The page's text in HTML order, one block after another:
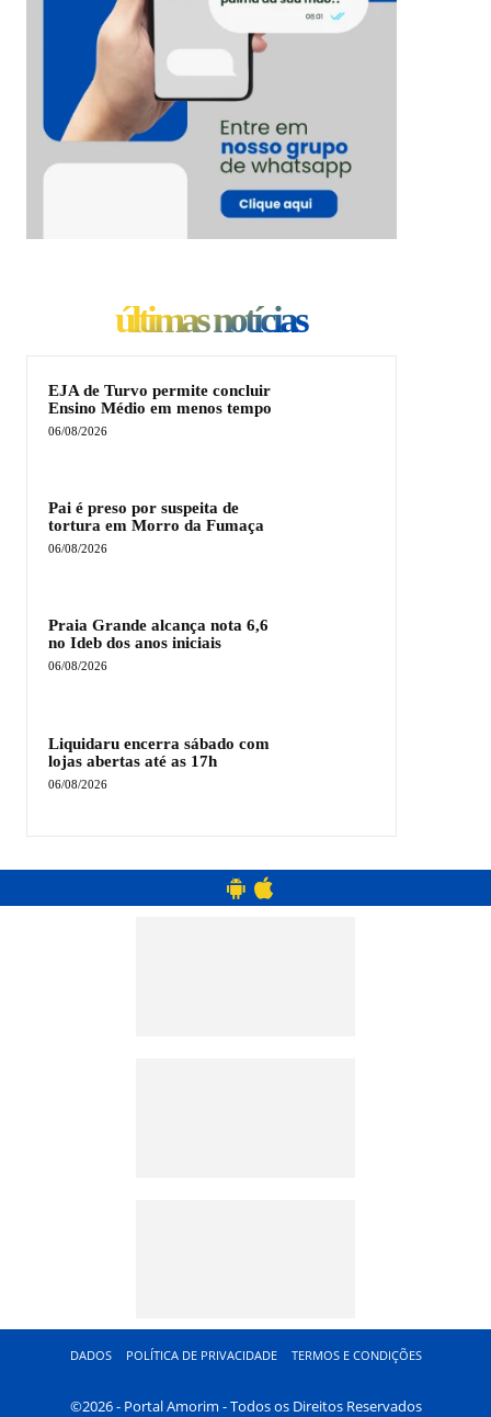
últimas notícias
EJA de Turvo permite concluir
Ensino Médio em menos tempo
06/08/2026
Pai é preso por suspeita de
tortura em Morro da Fumaça
06/08/2026
Praia Grande alcança nota 6,6
no Ideb dos anos iniciais
06/08/2026
Liquidaru encerra sábado com
lojas abertas até as 17h
06/08/2026
DADOS POLÍTICA DE PRIVACIDADE TERMOS E CONDIÇÕES
©2026 - Portal Amorim - Todos os Direitos Reservados